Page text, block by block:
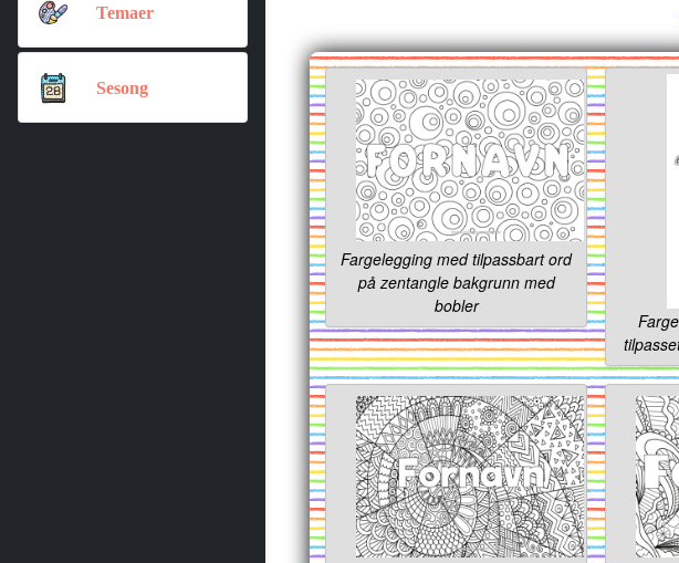
Temaer
Sesong
Fargelegging med tilpassbart ord
på zentangle bakgrunn med
bobler